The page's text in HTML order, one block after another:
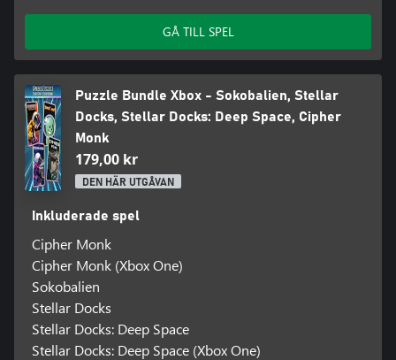
GÅ TILL SPEL
Puzzle Bundle Xbox - Sokobalien, Stellar
Docks, Stellar Docks: Deep Space, Cipher
Monk
179,00 kr
DEN HÄR UTGÅVAN
Inkluderade spel
Cipher Monk
Cipher Monk (Xbox One)
Sokobalien
Stellar Docks
Stellar Docks: Deep Space
Stellar Docks: Deep Space (Xbox One)